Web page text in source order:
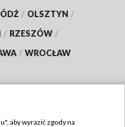
/ OLSZTYN /
/ RZESZÓW /
/ WROCŁAW
aby wyrazić zgody na